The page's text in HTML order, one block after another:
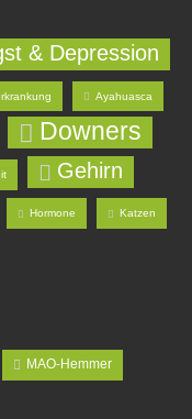
& Depression
Ayahuasca
Downers
Gehirn
Hormone Katzen
MAO-Hemmer